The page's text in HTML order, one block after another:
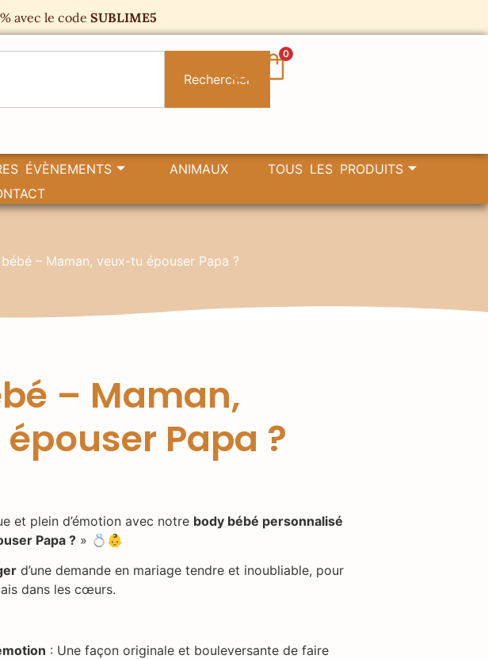
avec le code SUBLIME5
Rechercher
0
ÉVÈNEMENTS ANIMAUX
TOUS LES PRODUITS
– Maman, veux-tu épouser Papa ?
– Maman,
Papa ?
et plein d’émotion avec notre body bébé personnalisé
Papa ? » 💍👶
d’une demande en mariage tendre et inoubliable, pour
dans les cœurs.
: Une façon originale et bouleversante de faire